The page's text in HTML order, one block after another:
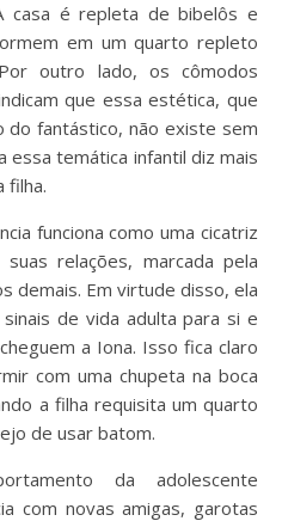
casa é repleta de bibelôs e
em um quarto repleto
outro lado, os cômodos
que essa estética, que
do fantástico, não existe sem
temática infantil diz mais
filha.
funciona como uma cicatriz
relações, marcada pela
demais. Em virtude disso, ela
de vida adulta para si e
a Iona. Isso fica claro
com uma chupeta na boca
a filha requisita um quarto
de usar batom.
da adolescente
com novas amigas, garotas